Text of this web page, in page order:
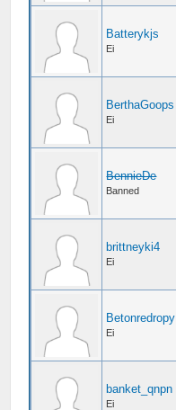
Batterykjs
Ei
BerthaGoops
Ei
BennieDe
Banned
brittneyki4
Ei
Betonredropy
Ei
banket_qnpn
Ei